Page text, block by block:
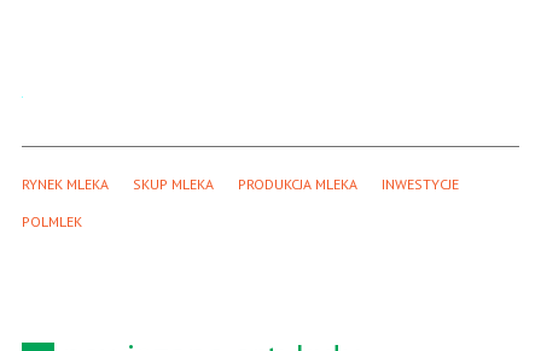
RYNEK MLEKA SKUP MLEKA PRODUKCJA MLEKA INWESTYCJE
POLMLEK